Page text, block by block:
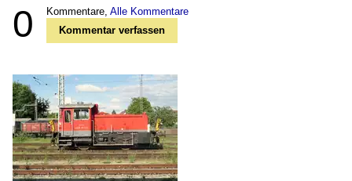
0 Kommentare, Alle Kommentare
Kommentar verfassen